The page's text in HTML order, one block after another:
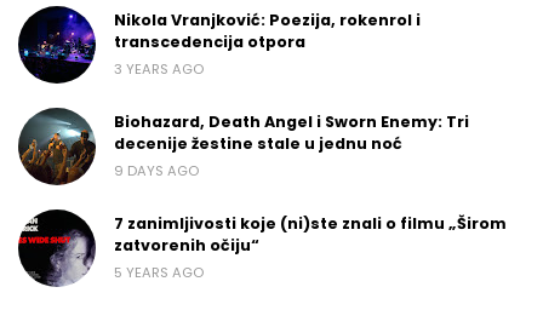
Nikola Vranjković: Poezija, rokenrol i
transcedencija otpora
3 YEARS AGO
Biohazard, Death Angel i Sworn Enemy: Tri
decenije žestine stale u jednu noć
9 DAYS AGO
7 zanimljivosti koje (ni)ste znali o filmu „Širom
zatvorenih očiju“
5 YEARS AGO